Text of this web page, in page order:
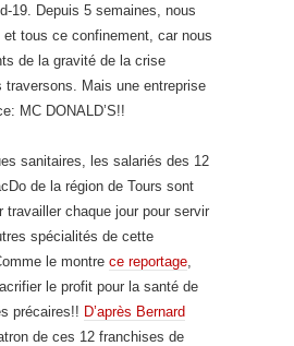
19. Depuis 5 semaines, nous
tous ce confinement, car nous
de la gravité de la crise
traversons. Mais une entreprise
MC DONALD’S!!
sanitaires, les salariés des 12
de la région de Tours sont
travailler chaque jour pour servir
spécialités de cette
le montre ce reportage
le profit pour la santé de
précaires!! D’après Bernard
de ces 12 franchises de